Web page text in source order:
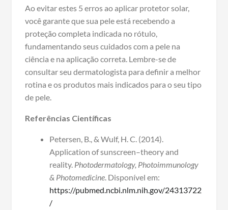
Ao evitar estes 5 erros ao aplicar protetor solar,
você garante que sua pele está recebendo a
proteção completa indicada no rótulo,
fundamentando seus cuidados com a pele na
ciência e na aplicação correta. Lembre-se de
consultar seu dermatologista para definir a melhor
rotina e os produtos mais indicados para o seu tipo
de pele.
Referências Científicas
Petersen, B., & Wulf, H. C. (2014).
Application of sunscreen–theory and
reality. Photodermatology, Photoimmunology
& Photomedicine. Disponível em:
https://pubmed.ncbi.nlm.nih.gov/24313722
/